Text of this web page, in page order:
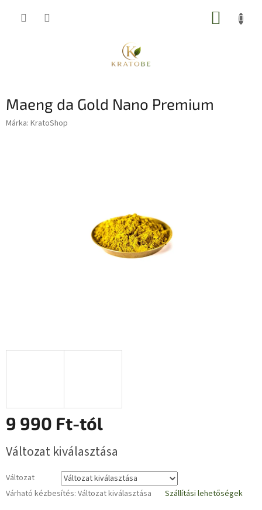
KOSÁR
Maeng da Gold Nano Premium
Márka: KratoShop
9 990 Ft-tól
Változat kiválasztása
Változat
Várható kézbesítés: Változat kiválasztása Szállítási lehetőségek